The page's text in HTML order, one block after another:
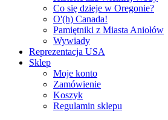
Co się dzieje w Oregonie?
O'(h) Canada!
Pamiętniki z Miasta Aniołów
Wywiady
Reprezentacja USA
Sklep
Moje konto
Zamówienie
Koszyk
Regulamin sklepu